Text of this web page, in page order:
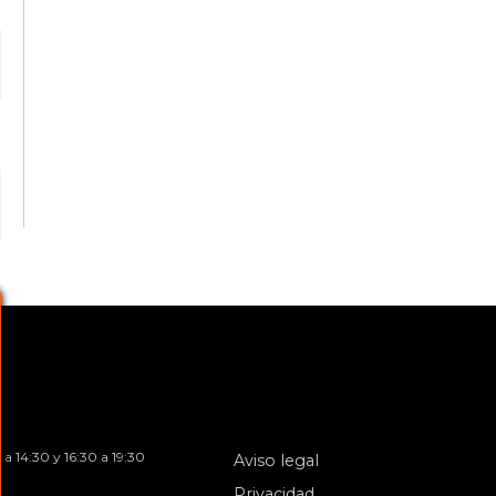
a 14:30 y 16:30 a 19:30
Aviso legal